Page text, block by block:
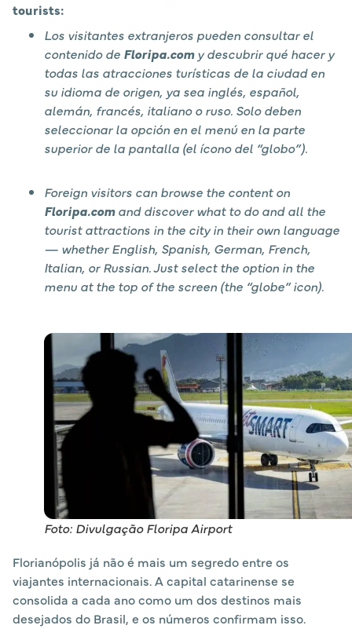
tourists:
Los visitantes extranjeros pueden consultar el
contenido de Floripa.comy descubrir qué hacer y
todas las atracciones turísticas de la ciudad en
su idioma de origen, ya sea inglés, español,
alemán, francés, italiano o ruso. Solo deben
seleccionar la opción en el menú en la parte
superior de la pantalla (el ícono del “globo”).
Foreign visitors can browse the content on
Floripa.comand discover what to do and all the
tourist attractions in the city in their own language
— whether English, Spanish, German, French,
Italian, or Russian. Just select the option in the
menu at the top of the screen (the “globe” icon).
Foto: Divulgação Floripa Airport
Florianópolis já não é mais um segredo entre os
viajantes internacionais. A capital catarinense se
consolida a cada ano como um dos destinos mais
desejados do Brasil, e os números confirmam isso.